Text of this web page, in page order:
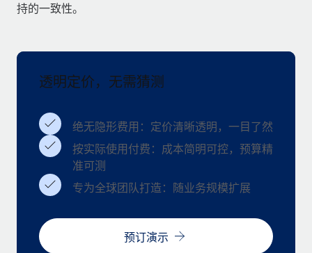
合规守望台
在全球范围内配置和跟踪 IT 设备
实体设立
快速建立合规实体
人员调配与搬迁
轻松搬迁员工
轻松管理员工福利
EOR compliance
to the demands of today’s labor market, the...
了解更多
What a Workday global payroll implementation
Most teams hear "payroll implementation" and picture a
six-month project with a dedicated team....
持的一致性。
透明定价，无需猜测
绝无隐形费用：定价清晰透明，一目了然
按实际使用付费：成本简明可控，预算精
准可测
专为全球团队打造：随业务规模扩展
预订演示